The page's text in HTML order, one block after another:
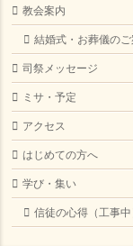
教会案内
結婚式・お葬儀のご
司祭メッセージ
ミサ・予定
アクセス
はじめての方へ
学び・集い
信徒の心得（工事